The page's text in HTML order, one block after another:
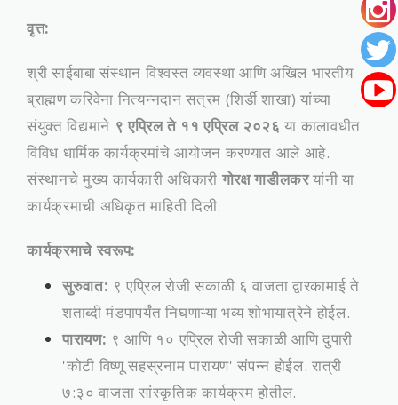
वृत्त:
श्री साईबाबा संस्थान विश्वस्त व्यवस्था आणि अखिल भारतीय
ब्राह्मण करिवेना नित्यन्नदान सत्रम (शिर्डी शाखा) यांच्या
संयुक्त विद्यमाने ९ एप्रिल ते ११ एप्रिल २०२६ या कालावधीत
विविध धार्मिक कार्यक्रमांचे आयोजन करण्यात आले आहे.
संस्थानचे मुख्य कार्यकारी अधिकारी गोरक्ष गाडीलकरयांनी या
कार्यक्रमाची अधिकृत माहिती दिली.
कार्यक्रमाचे स्वरूप:
सुरुवात: ९ एप्रिल रोजी सकाळी ६ वाजता द्वारकामाई ते
शताब्दी मंडपापर्यंत निघणाऱ्या भव्य शोभायात्रेने होईल.
पारायण: ९ आणि १० एप्रिल रोजी सकाळी आणि दुपारी
'कोटी विष्णू सहस्रनाम पारायण' संपन्न होईल. रात्री
७:३० वाजता सांस्कृतिक कार्यक्रम होतील.